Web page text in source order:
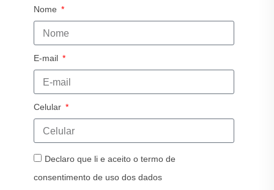
Nome
E-mail
Celular
Declaro que li e aceito o termo de
consentimento de uso dos dados